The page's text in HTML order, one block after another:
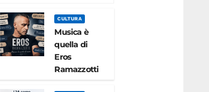
CULTURA
Musica è
quella di
Eros
Ramazzotti